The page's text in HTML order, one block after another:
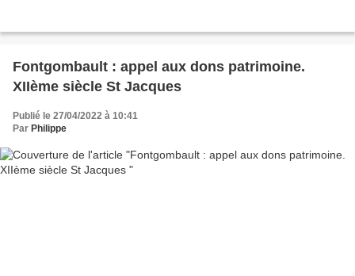
Fontgombault : appel aux dons patrimoine.
XIIème siècle St Jacques
Publié le 27/04/2022 à 10:41
Par Philippe